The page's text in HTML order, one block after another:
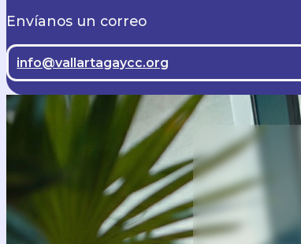
Envíanos un correo
info@vallartagaycc.org